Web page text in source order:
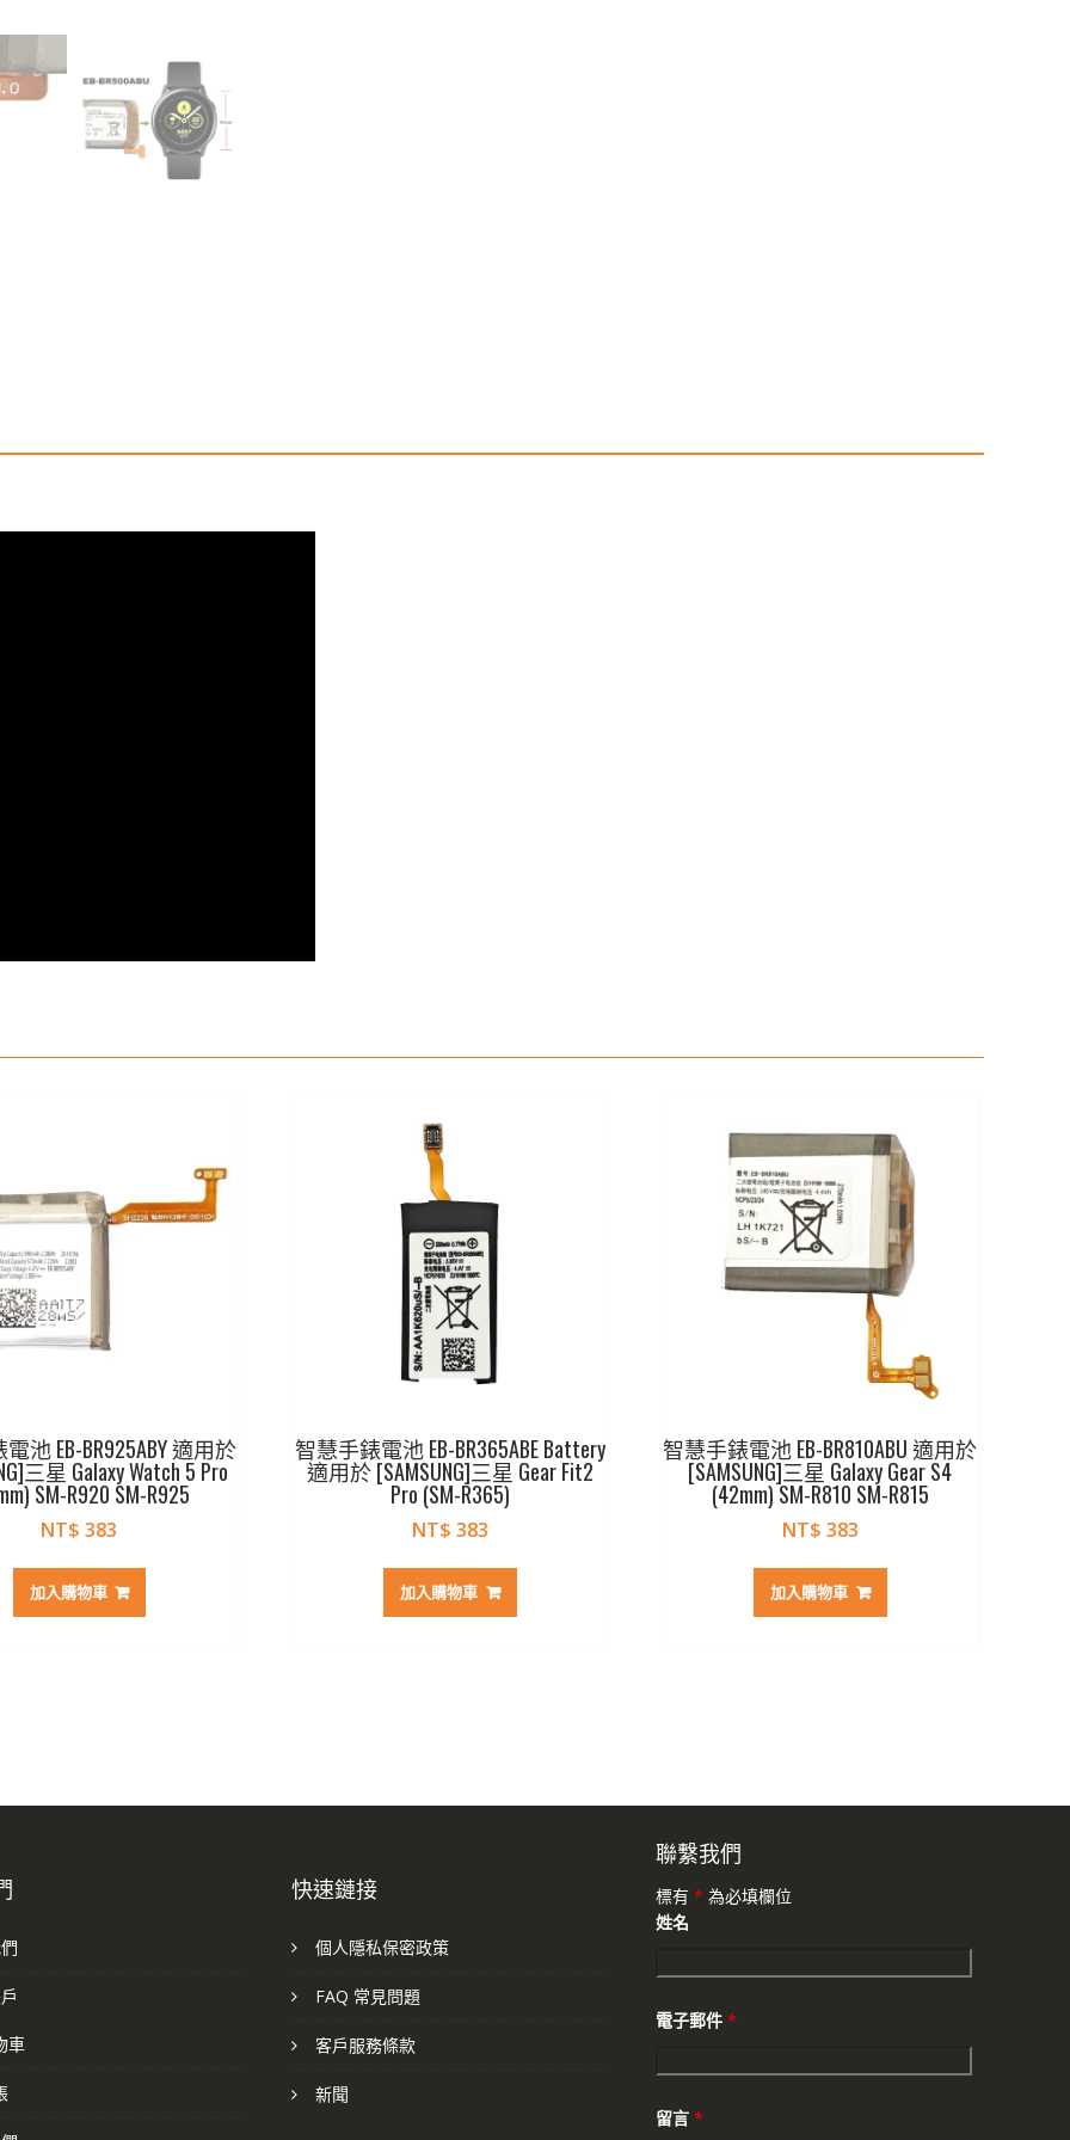
池 EB-BR925ABY 適用於
三星 Galaxy Watch 5 Pro
SM-R920 SM-R925
NT$ 383
加入購物車
智慧手錶電池 EB-BR365ABE Battery
適用於 [SAMSUNG]三星 Gear Fit2
Pro (SM-R365)
NT$ 383
加入購物車
智慧手錶電池 EB-BR810ABU 適用於
[SAMSUNG]三星 Galaxy Gear S4
(42mm) SM-R810 SM-R815
NT$ 383
加入購物車
車
快速鏈接
個人隱私保密政策
FAQ 常見問題
客戶服務條款
新聞
聯繫我們
標有 * 為必填欄位
姓名
電子郵件 *
留言 *